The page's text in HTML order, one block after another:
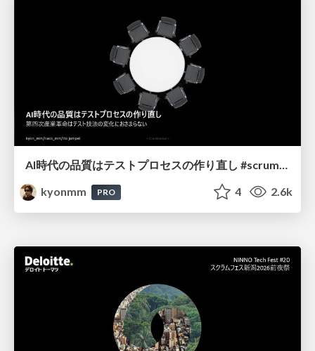
AI時代の品質はテストプロセスの作り直し #scrumniigata
kyonmm
PRO 4 2.6k